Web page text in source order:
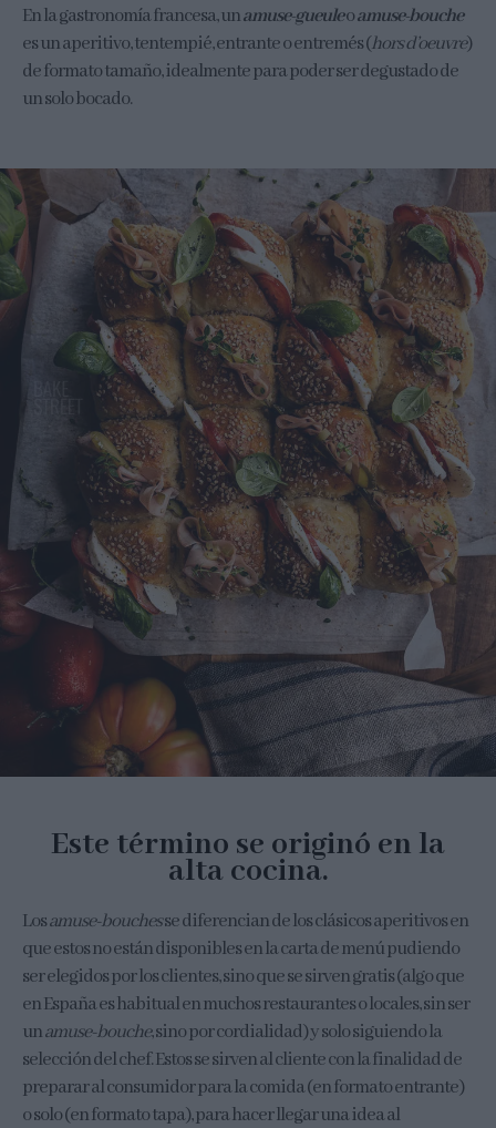
En la gastronomía francesa, unamuse-gueuleoamuse-bouche
es un aperitivo, tentempié, entrante o entremés (hors d’oeuvre)
de formato tamaño, idealmente para poder ser degustado de
un solo bocado.​
Este término se originó en la
alta cocina.​
Losamuse-bouchesse diferencian de los clásicos aperitivos en
que estos no están disponibles en la carta de menú pudiendo
ser elegidos por los clientes, sino que se sirven gratis (algo que
en España es habitual en muchos restaurantes o locales, sin ser
unamuse-bouche, sino por cordialidad) y solo siguiendo la
selección del chef. Estos se sirven al cliente con la finalidad de
preparar al consumidor para la comida (en formato entrante)
o solo (en formato tapa), para hacer llegar una idea al